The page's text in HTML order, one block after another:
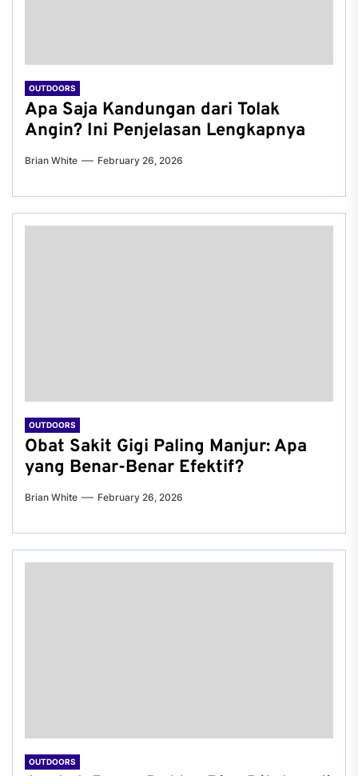
OUTDOORS
Apa Saja Kandungan dari Tolak
Angin? Ini Penjelasan Lengkapnya
Brian White February 26, 2026
OUTDOORS
Obat Sakit Gigi Paling Manjur: Apa
yang Benar-Benar Efektif?
Brian White February 26, 2026
OUTDOORS